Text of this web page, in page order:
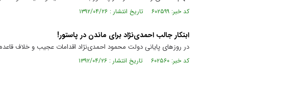
کد خبر: ۶۰۲۵۹۹ تاریخ انتشار : ۱۳۹۲/۰۴/۲۶
ابتکار جالب احمدی‌نژاد برای ماندن در پاستور!
در روزهای پایانی دولت محمود احمدی‌نژاد اقدامات عجیب و خلاف
کد خبر: ۶۰۲۵۶۰ تاریخ انتشار : ۱۳۹۲/۰۴/۲۶